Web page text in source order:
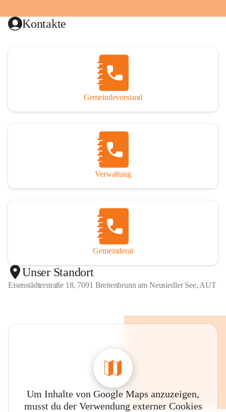
Kontakte
Gemeindevorstand
Verwaltung
Gemeinderat
Unser Standort
Eisenstädterstraße 18, 7091 Breitenbrunn am Neusiedler See, AUT
Um Inhalte von Google Maps anzuzeigen,
musst du der Verwendung externer Cookies